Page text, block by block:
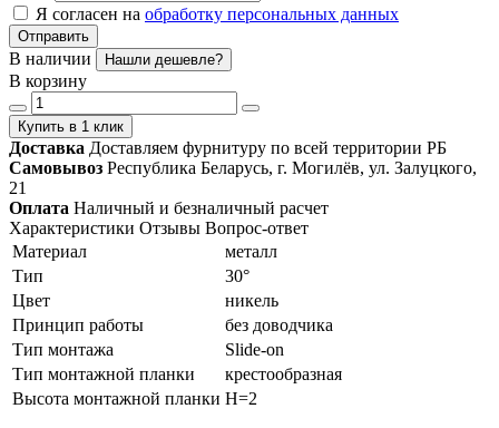
Я согласен на обработку персональных данных
Отправить
В наличии Нашли дешевле?
В корзину
Купить в 1 клик
Доставка Доставляем фурнитуру по всей территории РБ
Самовывоз Республика Беларусь, г. Могилёв, ул. Залуцкого,
21
Оплата Наличный и безналичный расчет
Характеристики Отзывы Вопрос-ответ
Материал
металл
Тип
30°
Цвет
никель
Принцип работы
без доводчика
Тип монтажа
Slide-on
Тип монтажной планки
крестообразная
Высота монтажной планки H=2